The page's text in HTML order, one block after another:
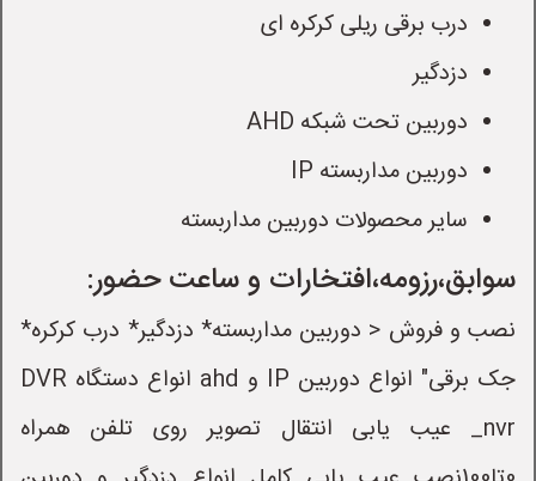
درب برقی ریلی کرکره ای
دزدگیر
دوربین تحت شبکه AHD
دوربین مداربسته IP
سایر محصولات دوربین مداربسته
سوابق،رزومه،افتخارات و ساعت حضور:
نصب و فروش < دوربین مداربسته* دزدگیر* درب کرکره*
جک برقی" انواع دوربین IP و ahd انواع دستگاه DVR
_nvr عیب یابی انتقال تصویر روی تلفن همراه